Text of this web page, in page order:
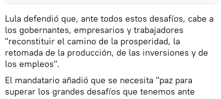
Lula defendió que, ante todos estos desafíos, cabe a
los gobernantes, empresarios y trabajadores
"reconstituir el camino de la prosperidad, la
retomada de la producción, de las inversiones y de
los empleos".
El mandatario añadió que se necesita "paz para
superar los grandes desafíos que tenemos ante